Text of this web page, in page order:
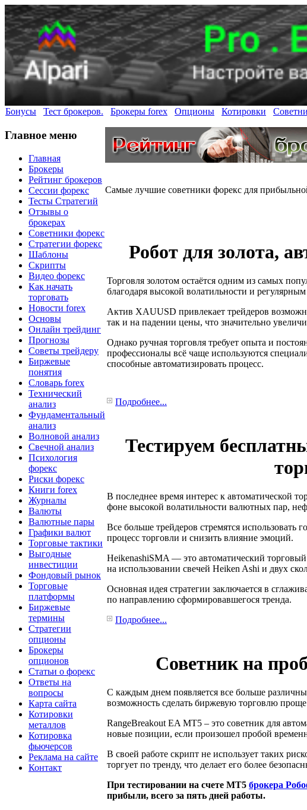
Бонусы Тест брокеров. Брокеры forex Опционы Котировки
Главное меню
Главная
Брокеры
Рейтинг брокеров
Сессии форекс
Тесты Стратегий
Отзывы о
брокерах
Советники форекс
Стратегии форекс
Шаблоны
Скрипты
Видео форекс
Как начать
торговать
Новости forex
Основы
Онлайн трейдинг
Прогнозы
Советы трейдеру
Биржевые
понятия
Словарь forex
Технический
анализ
Фундаментальный
анализ
Волновой анализ
Свечной анализ
Психология
форекс
Риски форекс
Книги forex
Журналы
Валюты
Валютные пары
Графики валют
Торговые тактики
Выгодные
инвестиции
Фондовый рынок
Торговые
платформы
Биржевые
термины
Стратегии
опционы
Брокеры
опционов
Статьи о форекс
Ответы на
вопросы
Карта сайта
Котировки
металлов
Котировка
фьючерсов
Реклама на сайте
Контакт
Самые лучшие советники форекс для
Робот для золота,
Торговля золотом остаётся одним из самых
благодаря высокой волатильности и
Актив XAUUSD привлекает трейдеров
так и на падении цены, что значительно
Однако ручная торговля требует опыта и
профессионалы всё чаще используются
способные автоматизировать процесс.
Подробнее...
Тестируем
В последнее время интерес к автоматической
фоне высокой волатильности валютных пар,
Все больше трейдеров стремятся использовать
процесс торговли и снизить влияние эмоций.
HeikenashiSMA — это автоматический
на использовании свечей Heiken Ashi и двух
Основная идея стратегии заключается в
по направлению сформировавшегося тренда.
Подробнее...
Советник на
С каждым днем появляется все больше
возможность сделать биржевую торговлю
RangeBreakout EA MT5 – это советник для
новые позиции, если произошел пробой
В своей работе скрипт не использует таких
торгует по тренду, что делает его более
При тестировании на счете МТ5 брокера
прибыли, всего за пять дней работы.